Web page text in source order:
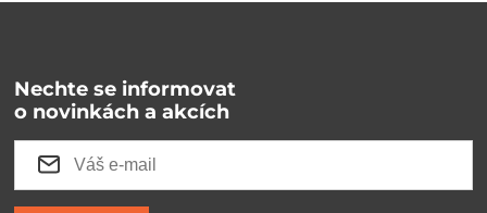
Nechte se informovat
o novinkách a akcích